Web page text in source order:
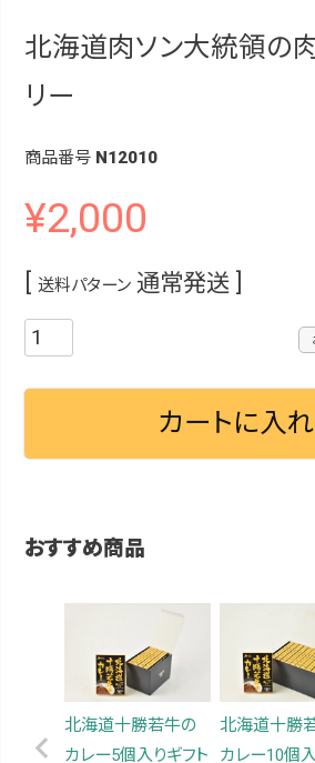
北海道肉ソン大統領の
リー
商品番号 N12010
¥2,000
送料パターン 通常発送
カートに入
おすすめ商品
北海道十勝若牛の
カレー5個入りギフト
北海道十勝
カレー10個